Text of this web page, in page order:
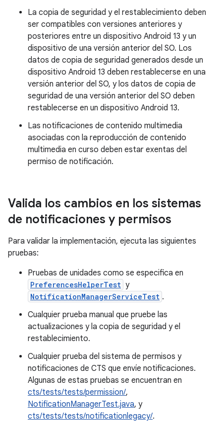
La copia de seguridad y el restablecimiento deben
ser compatibles con versiones anteriores y
posteriores entre un dispositivo Android 13 y un
dispositivo de una versión anterior del SO. Los
datos de copia de seguridad generados desde un
dispositivo Android 13 deben restablecerse en una
versión anterior del SO, y los datos de copia de
seguridad de una versión anterior del SO deben
restablecerse en un dispositivo Android 13.
Las notificaciones de contenido multimedia
asociadas con la reproducción de contenido
multimedia en curso deben estar exentas del
permiso de notificación.
Valida los cambios en los sistemas
de notificaciones y permisos
Para validar la implementación, ejecuta las siguientes
pruebas:
Pruebas de unidades como se especifica en
PreferencesHelperTest y
NotificationManagerServiceTest .
Cualquier prueba manual que pruebe las
actualizaciones y la copia de seguridad y el
restablecimiento.
Cualquier prueba del sistema de permisos y
notificaciones de CTS que envíe notificaciones.
Algunas de estas pruebas se encuentran en
cts/tests/tests/permission/,
NotificationManagerTest.java, y
cts/tests/tests/notificationlegacy/.